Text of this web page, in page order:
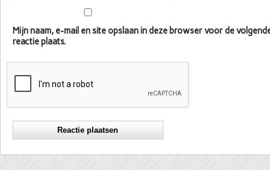
Mijn naam, e-mail en site opslaan in deze browser voor de
reactie plaats.